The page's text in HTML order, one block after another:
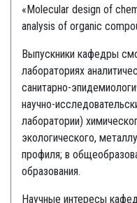
«Molecular design of
analysis of organic
Выпускники кафедры
лабораториях
санитарно-
научно-
лаборатории)
экологического,
профиля; в
образования.
Научные интересы